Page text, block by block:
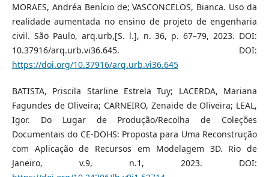
MORAES, Andréa Benício de; VASCONCELOS, Bianca. Uso da
realidade aumentada no ensino de projeto de engenharia
civil. São Paulo, arq.urb,[S. l.], n. 36, p. 67–79, 2023. DOI:
10.37916/arq.urb.vi36.645. DOI:
https://doi.org/10.37916/arq.urb.vi36.645
BATISTA, Priscila Starline Estrela Tuy; LACERDA, Mariana
Fagundes de Oliveira; CARNEIRO, Zenaide de Oliveira; LEAL,
Igor. Do Lugar de Produção/Recolha de Coleções
Documentais do CE-DOHS: Proposta para Uma Reconstrução
com Aplicação de Recursos em Modelagem 3D. Rio de
Janeiro, v.9, n.1, 2023. DOI: